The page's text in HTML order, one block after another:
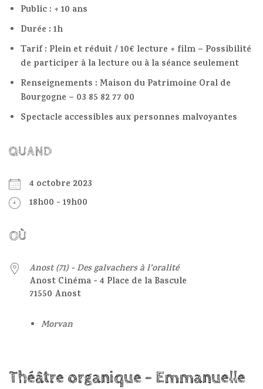
Public : + 10 ans
Durée : 1h
Tarif : Plein et réduit / 10€ lecture + film – Possibilité
de participer à la lecture ou à la séance seulement
Renseignements : Maison du Patrimoine Oral de
Bourgogne – 03 85 82 77 00
Spectacle accessibles aux personnes malvoyantes
QUAND
4 octobre 2023
18h00 - 19h00
OÙ
Anost (71) - Des galvachers à l’oralité
Anost Cinéma - 4 Place de la Bascule
71550 Anost
Morvan
Théâtre organique - Emmanuelle